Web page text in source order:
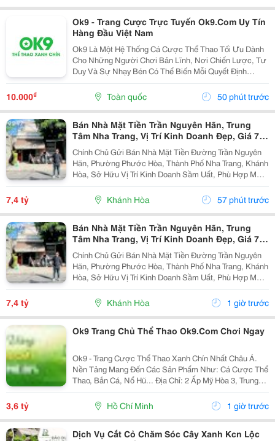
Ok9 - Trang Cược Trực Tuyến Ok9.Com Uy Tín
Hàng Đầu Việt Nam
Ok9 Là Một Hệ Thống Cá Cược Thể Thao Tối Ưu Dành
Cho Những Người Chơi Bản Lĩnh, Nơi Chiến Lược, Tư
Duy Và Sự Nhạy Bén Có Thể Biến Mỗi Quyết Định
Thành Một Chiến Thắng Vang Dội. Đây Không Chỉ Là
Sân Chơi Cho Những Ai Yêu Thích Cá Cược, Mà Còn
Là Đấu...
10.000₫ Toàn quốc 50 phút trước
Bán Nhà Mặt Tiền Trần Nguyên Hãn, Trung
Tâm Nha Trang, Vị Trí Kinh Doanh Đẹp, Giá 7,4
Tỷ
Chính Chủ Gửi Bán Nhà Mặt Tiền Đường Trần Nguyên
Hãn, Phường Phước Hòa, Thành Phố Nha Trang, Khánh
Hòa, Sở Hữu Vị Trí Kinh Doanh Sầm Uất, Phù Hợp Mở
Cửa Hàng, Văn Phòng, Showroom Hoặc Đầu Tư Cho
Thuê Lâu Dài. Thông Tin Chi Tiết. - Địa Chỉ: Số...
7,4 tỷ Khánh Hòa 57 phút trước
Bán Nhà Mặt Tiền Trần Nguyên Hãn, Trung
Tâm Nha Trang, Vị Trí Kinh Doanh Đẹp, Giá 7,4
Tỷ
Chính Chủ Gửi Bán Nhà Mặt Tiền Đường Trần Nguyên
Hãn, Phường Phước Hòa, Thành Phố Nha Trang, Khánh
Hòa, Sở Hữu Vị Trí Kinh Doanh Sầm Uất, Phù Hợp Mở
Cửa Hàng, Văn Phòng, Showroom Hoặc Đầu Tư Cho
Thuê Lâu Dài. Thông Tin Chi Tiết. - Địa Chỉ: Số...
7,4 tỷ Khánh Hòa 1 giờ trước
Ok9 Trang Chủ Thể Thao Ok9.Com Chơi Ngay
Ok9 - Trang Cược Thể Thao Xanh Chín Nhất Châu Á.
Nền Tảng Mang Đến Các Sản Phẩm Như: Cá Cược Thể
Thao, Bắn Cá, Nổ Hũ... Địa Chỉ: 2 Ấp Mỹ Hòa 3, Trung
Chánh, Hóc Môn, Hồ Chí Minh, Việt Nam. Phone:
0965368638. Email: Ok9.Ninja@Gmail.com Website:...
3,6 tỷ Hồ Chí Minh 1 giờ trước
Dịch Vụ Cắt Cỏ Chăm Sóc Cây Xanh Kcn Lộc